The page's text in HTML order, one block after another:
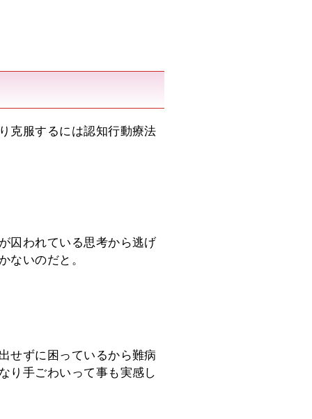
克服するには認知行動療法
囚われている思考から逃げ
ないのだと。
せずに困っているから難病
り手ごわいって事も実感し